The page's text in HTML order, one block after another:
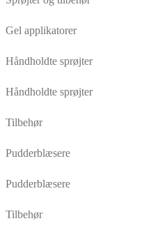
Gel applikatorer
Håndholdte sprøjter
Håndholdte sprøjter
Tilbehør
Pudderblæsere
Pudderblæsere
Tilbehør